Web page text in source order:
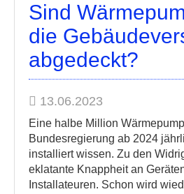
Sind
die
abgedeckt?
13.06.2023
Eine halbe Million
Bundesregierung ab 2024
installiert wissen. Zu den
eklatante Knappheit an
Installateuren. Schon wird